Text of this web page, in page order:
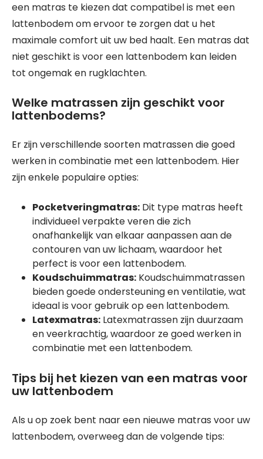
een matras te kiezen dat compatibel is met een
lattenbodem om ervoor te zorgen dat u het
maximale comfort uit uw bed haalt. Een matras dat
niet geschikt is voor een lattenbodem kan leiden
tot ongemak en rugklachten.
Welke matrassen zijn geschikt voor
lattenbodems?
Er zijn verschillende soorten matrassen die goed
werken in combinatie met een lattenbodem. Hier
zijn enkele populaire opties:
Pocketveringmatras: Dit type matras heeft
individueel verpakte veren die zich
onafhankelijk van elkaar aanpassen aan de
contouren van uw lichaam, waardoor het
perfect is voor een lattenbodem.
Koudschuimmatras: Koudschuimmatrassen
bieden goede ondersteuning en ventilatie, wat
ideaal is voor gebruik op een lattenbodem.
Latexmatras: Latexmatrassen zijn duurzaam
en veerkrachtig, waardoor ze goed werken in
combinatie met een lattenbodem.
Tips bij het kiezen van een matras voor
uw lattenbodem
Als u op zoek bent naar een nieuwe matras voor uw
lattenbodem, overweeg dan de volgende tips: